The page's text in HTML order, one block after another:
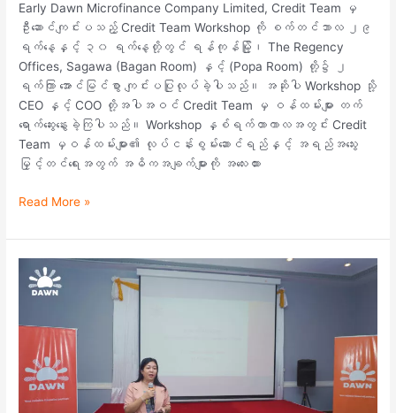
Early Dawn Microfinance Company Limited, Credit Team မှ
ဦးဆောင်ကျင်းပသည့် Credit Team Workshop ကို စက်တင်ဘာလ ၂၉
ရက်နေ့နှင့် ၃၀ ရက်နေ့တို့တွင် ရန်ကုန်မြို့၊ The Regency
Offices, Sagawa (Bagan Room) နှင့် (Popa Room) တို့၌ ၂
ရက်ကြာ အောင်မြင်စွာ ကျင်းပပြုလုပ်ခဲ့ပါသည်။ အဆိုပါ Workshop သို့
CEO နှင့် COO တို့အပါအဝင် Credit Team မှ ဝန်ထမ်းများ တက်
ရောက်ဆွေးနွေးခဲ့ကြပါသည်။ Workshop နှစ်ရက်တာကာလအတွင်း Credit
Team မှဝန်ထမ်းများ၏ လုပ်ငန်းစွမ်းဆောင်ရည်နှင့် အရည်အသွေး
မြှင့်တင်ရေးအတွက် အဓိကအချက်များကို အလေးထား
Read More »
ဝန်ထမ်း
များ၏အရည်အသွေး
မြင့်
စေ
ရန်
Finance